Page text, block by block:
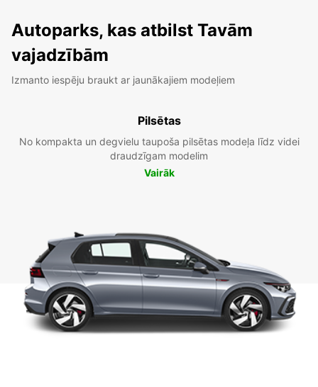
Autoparks, kas atbilst Tavām
vajadzībām
Izmanto iespēju braukt ar jaunākajiem modeļiem
Pilsētas
No kompakta un degvielu taupoša pilsētas modeļa līdz videi
draudzīgam modelim
Vairāk